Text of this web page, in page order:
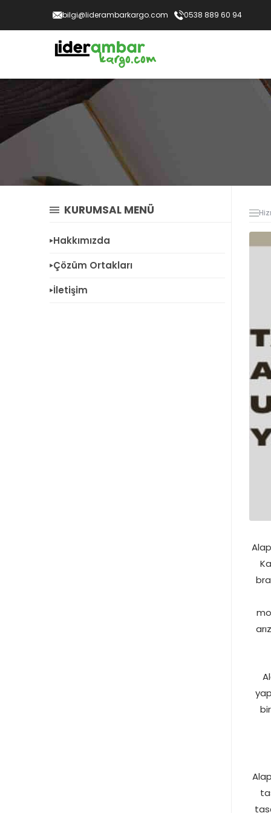
bilgi@liderambarkargo.com 0538 889 60 94
KURUMSAL MENÜ
Hakkımızda
Çözüm Ortakları
İletişim